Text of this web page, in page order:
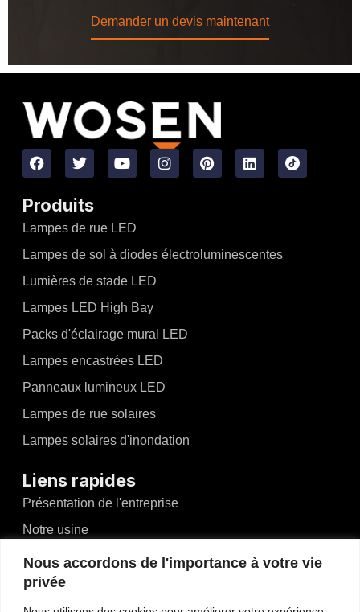
Nous accordons de l'importance à votre vie
privée
Demander un devis maintenant
Produits
Lampes de rue LED
Lampes de sol à diodes électroluminescentes
Lumières de stade LED
Lampes LED High Bay
Packs d'éclairage mural LED
Lampes encastrées LED
Panneaux lumineux LED
Lampes de rue solaires
Lampes solaires d'inondation
Liens rapides
Présentation de l'entreprise
Notre usine
Nouvelles et événements
Vidéos
Blogs